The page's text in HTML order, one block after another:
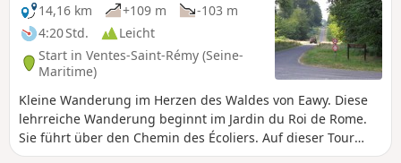
14,16 km
+109 m
-103 m
4:20 Std.
Leicht
Start in Ventes-Saint-Rémy (Seine-
Maritime)
Kleine Wanderung im Herzen des Waldes von Eawy. Diese
lehrreiche Wanderung beginnt im Jardin du Roi de Rome.
Sie führt über den Chemin des Écoliers. Auf dieser Tour
können Sie etwa dreißig verschiedene Baumarten